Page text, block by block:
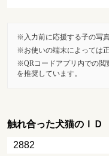
入力前に応援する子の写
お使いの端末によっては
QRコードアプリ内での閲
を推奨しています。
触れ合った犬猫のＩＤ